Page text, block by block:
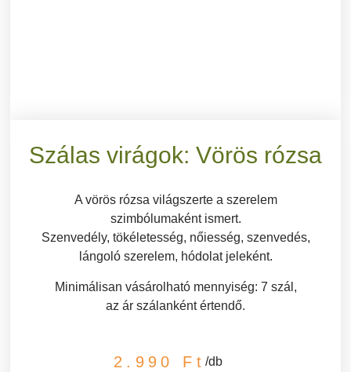
Szálas virágok: Vörös rózsa
A vörös rózsa világszerte a szerelem
szimbólumaként ismert.
Szenvedély, tökéletesség, nőiesség, szenvedés,
lángoló szerelem, hódolat jeleként.
Minimálisan vásárolható mennyiség: 7 szál,
az ár szálanként értendő.
2.990 Ft/db